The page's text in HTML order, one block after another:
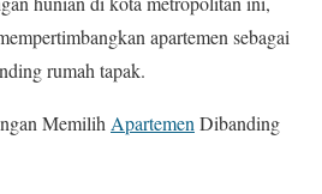
apartemen sebagai
rumah tapak.
Memilih Apartemen Dibanding